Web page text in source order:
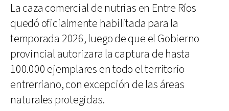
La caza comercial de nutrias en Entre Ríos
quedó oficialmente habilitada para la
temporada 2026, luego de que el Gobierno
provincial autorizara la captura de hasta
100.000 ejemplares en todo el territorio
entrerriano, con excepción de las áreas
naturales protegidas.